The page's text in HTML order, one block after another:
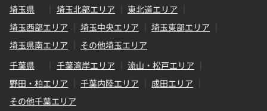
埼玉県
埼玉北部エリア
東北道エリア
埼玉西部エリア
埼玉中央エリア
埼玉東部エリア
埼玉県南エリア
その他埼玉エリア
千葉県
千葉湾岸エリア
流山・松戸エリア
野田・柏エリア
千葉内陸エリア
成田エリア
その他千葉エリア